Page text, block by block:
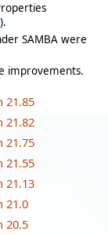
SAMBA were
improvements.
21.85
21.82
21.75
21.55
21.13
21.0
20.5